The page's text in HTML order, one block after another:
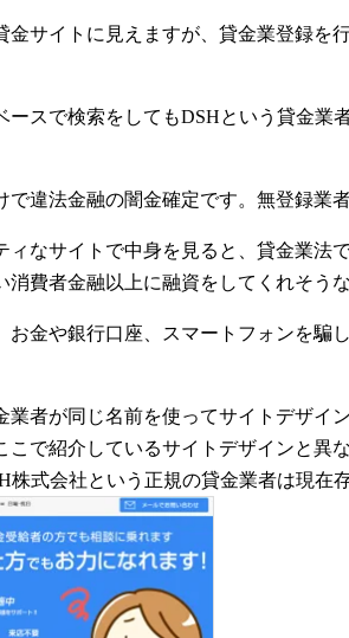
金サイトに見えますが、貸金業登録を
ースで検索をしてもDSHという貸金業
で違法金融の闇金確定です。無登録業
ィなサイトで中身を見ると、貸金業法
消費者金融以上に融資をしてくれそう
お金や銀行口座、スマートフォンを騙
者が同じ名前を使ってサイトデザイ
こで紹介しているサイトデザインと異
株式会社という正規の貸金業者は現在